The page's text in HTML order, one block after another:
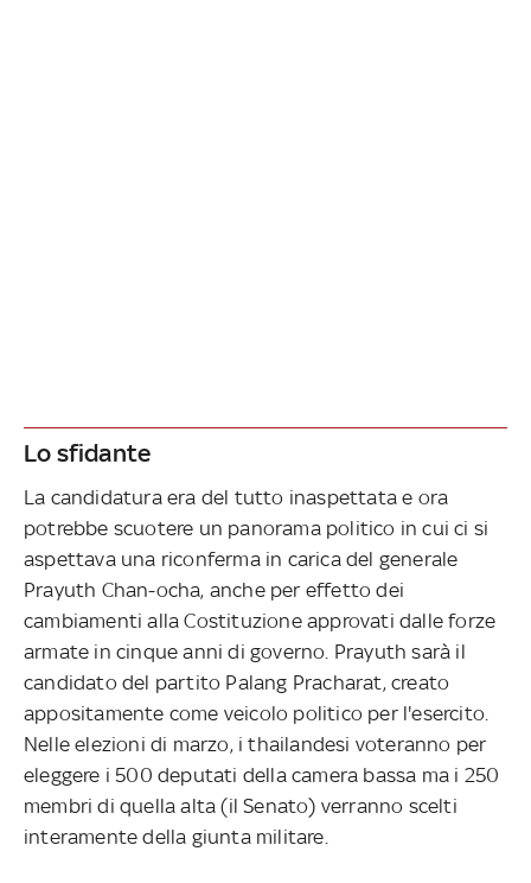
Lo sfidante
La candidatura era del tutto inaspettata e ora
potrebbe scuotere un panorama politico in cui ci si
aspettava una riconferma in carica del generale
Prayuth Chan-ocha, anche per effetto dei
cambiamenti alla Costituzione approvati dalle forze
armate in cinque anni di governo. Prayuth sarà il
candidato del partito Palang Pracharat, creato
appositamente come veicolo politico per l'esercito.
Nelle elezioni di marzo, i thailandesi voteranno per
eleggere i 500 deputati della camera bassa ma i 250
membri di quella alta (il Senato) verranno scelti
interamente della giunta militare.